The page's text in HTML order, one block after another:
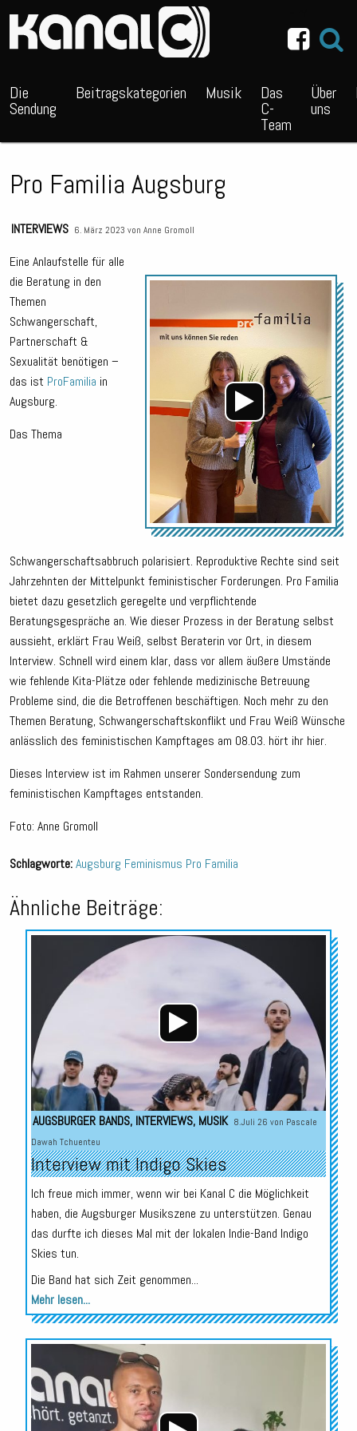
Die
Sendung
Beitragskategorien Musik Das
C-
Team
Über
uns
Pro Familia Augsburg
INTERVIEWS 6. März 2023 von Anne Gromoll
Eine Anlaufstelle für alle
die Beratung in den
Themen
Schwangerschaft,
Partnerschaft &
Sexualität benötigen –
das ist ProFamilia in
Augsburg.
Das Thema
Schwangerschaftsabbruch polarisiert. Reproduktive Rechte sind seit
Jahrzehnten der Mittelpunkt feministischer Forderungen. Pro Familia
bietet dazu gesetzlich geregelte und verpflichtende
Beratungsgespräche an. Wie dieser Prozess in der Beratung selbst
aussieht, erklärt Frau Weiß, selbst Beraterin vor Ort, in diesem
Interview. Schnell wird einem klar, dass vor allem äußere Umstände
wie fehlende Kita-Plätze oder fehlende medizinische Betreuung
Probleme sind, die die Betroffenen beschäftigen. Noch mehr zu den
Themen Beratung, Schwangerschaftskonflikt und Frau Weiß Wünsche
anlässlich des feministischen Kampftages am 08.03. hört ihr hier.
Dieses Interview ist im Rahmen unserer Sondersendung zum
feministischen Kampftages entstanden.
Foto: Anne Gromoll
Schlagworte:Augsburg Feminismus Pro Familia
Ähnliche Beiträge:
Audio-
Player
AUGSBURGER BANDS, INTERVIEWS, MUSIK 8.Juli 26 von Pascale
Dawah Tchuenteu
Interview mit Indigo Skies
Ich freue mich immer, wenn wir bei Kanal C die Möglichkeit
haben, die Augsburger Musikszene zu unterstützen. Genau
das durfte ich dieses Mal mit der lokalen Indie-Band Indigo
Skies tun.
Die Band hat sich Zeit genommen...
Mehr lesen...
Audio-
Player